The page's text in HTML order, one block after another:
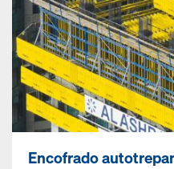
Encofrado